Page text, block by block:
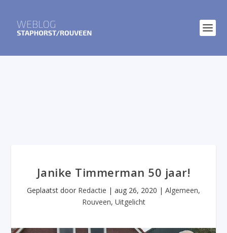
Janike Timmerman 50 jaar!
Geplaatst door Redactie | aug 26, 2020 | Algemeen,
Rouveen, Uitgelicht